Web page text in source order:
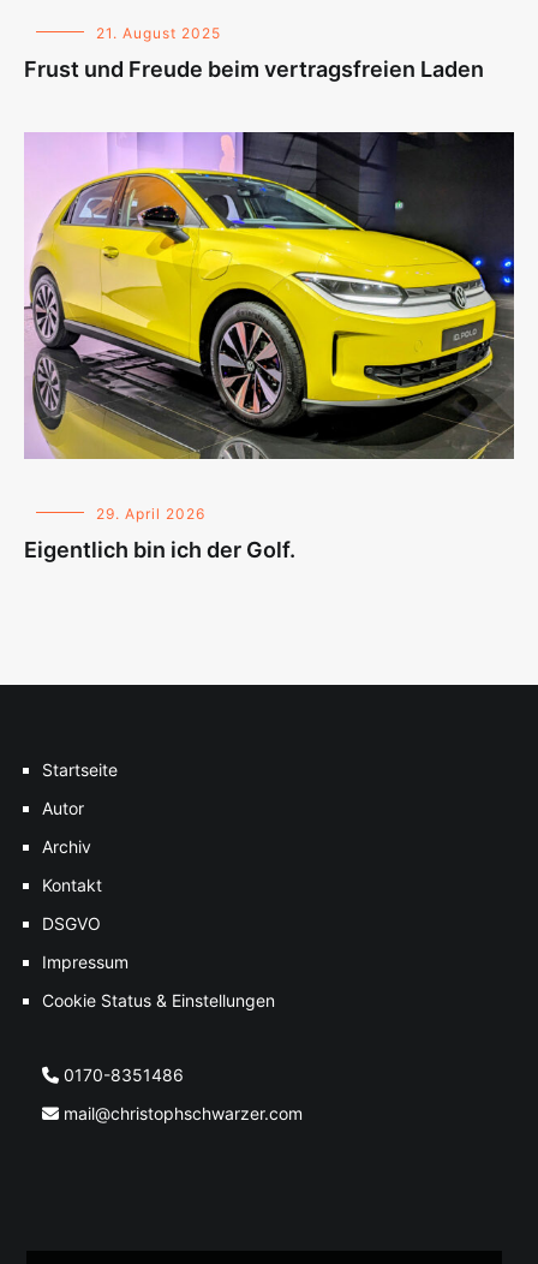
21. August 2025
Frust und Freude beim vertragsfreien Laden
29. April 2026
Eigentlich bin ich der Golf.
Startseite
Autor
Archiv
Kontakt
DSGVO
Impressum
Cookie Status & Einstellungen
0170-8351486
mail@christophschwarzer.com